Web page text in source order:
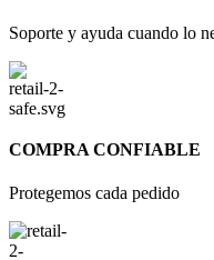
Soporte y ayuda cuando lo
COMPRA CONFIABLE
Protegemos cada pedido